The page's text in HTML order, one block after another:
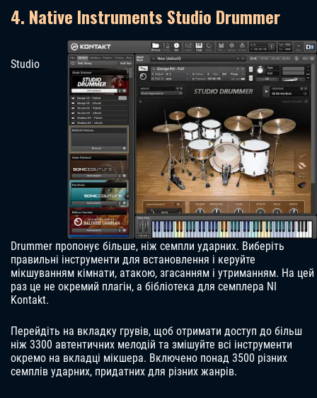
4. Native Instruments Studio Drummer
Studio
Drummer пропонує більше, ніж семпли ударних. Виберіть
правильні інструменти для встановлення і керуйте
мікшуванням кімнати, атакою, згасанням і утриманням. На цей
раз це не окремий плагін, а бібліотека для семплера NI
Kontakt.
Перейдіть на вкладку грувів, щоб отримати доступ до більш
ніж 3300 автентичних мелодій та змішуйте всі інструменти
окремо на вкладці мікшера. Включено понад 3500 різних
семплів ударних, придатних для різних жанрів.